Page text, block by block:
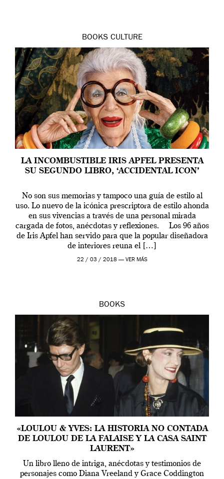
BOOKS CULTURE
LA INCOMBUSTIBLE IRIS APFEL PRESENTA
SU SEGUNDO LIBRO, ‘ACCIDENTAL ICON’
No son sus memorias y tampoco una guía de estilo al
uso. Lo nuevo de la icónica prescriptora de estilo ahonda
en sus vivencias a través de una personal mirada
cargada de fotos, anécdotas y reflexiones. Los 96 años
de Iris Apfel han servido para que la popular diseñadora
de interiores reuna el […]
22 / 03 / 2018 — VER MÁS
BOOKS
«LOULOU & YVES: LA HISTORIA NO CONTADA
DE LOULOU DE LA FALAISE Y LA CASA SAINT
LAURENT»
Un libro lleno de intriga, anécdotas y testimonios de
personajes como Diana Vreeland y Grace Coddington